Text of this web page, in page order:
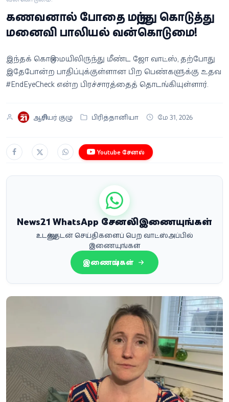
வீடியோ
வணிகம்
கட்டுரை
வெப்ஸ்டோரி
தமிழ்
கணவனால் போதை மருந்து கொடுத்து
மனைவி பாலியல் வன்கொடுமை!
இந்தக் கொடுமையிலிருந்து மீண்ட ஜோ வாட்ஸ், தற்போது
இதேபோன்ற பாதிப்புக்குள்ளான பிற பெண்களுக்கு உதவ
#EndEyeCheck என்ற பிரச்சாரத்தைத் தொடங்கியுள்ளார்.
ஆசிரியர் குழு பிரித்தானியா மே 31, 2026
Youtube சேனல்
News21 WhatsApp சேனலில் இணையுங்கள்
உடனுக்குடன் செய்திகளைப் பெற வாட்ஸ்அப்பில்
இணையுங்கள்
இணையுங்கள்